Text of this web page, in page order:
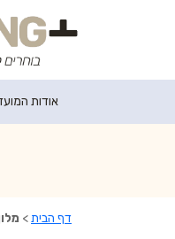
אודות
דף הבית>